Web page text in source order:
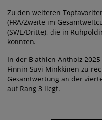
Zu den weiteren
(FRA/Zweite im
(SWE/Dritte), die in
konnten.
In der Biathlon Antholz
Finnin Suvi Minkkinen zu
Gesamtwertung an der
auf Rang 3 liegt.